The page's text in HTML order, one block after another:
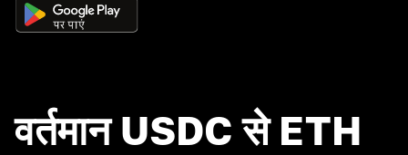
वर्तमान USDC से ETH